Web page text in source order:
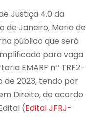
Justiça 4.0 da
de Janeiro, Maria de
público que será
para vaga
EMARF nº TRF2-
de 2023, tendo por
Direito, de acordo
(Edital JFRJ-